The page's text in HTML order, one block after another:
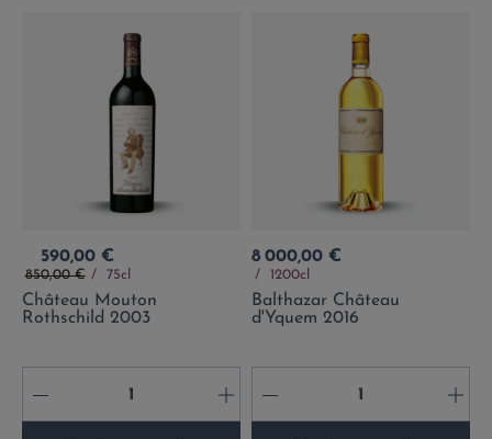
Prix
590,00 €
Prix de base
850,00 € 75cl
Château Mouton
Rothschild 2003
- +
Prix
8 000,00 €
1200cl
Balthazar Château
d'Yquem 2016
- +